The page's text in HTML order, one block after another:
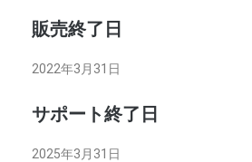
販売終了日
2022年3月31日
サポート終了日
2025年3月31日